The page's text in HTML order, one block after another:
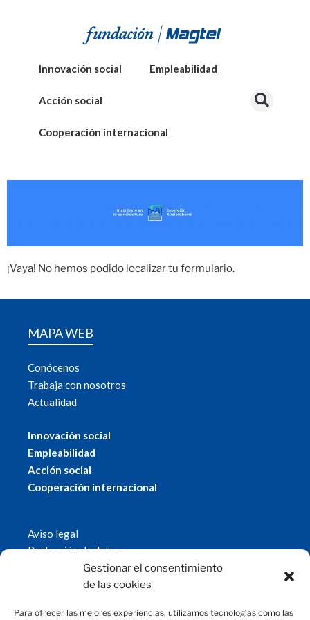
Gestionar el consentimiento
de las cookies
Para ofrecer las mejores experiencias, utilizamos tecnologías como las
Innovación social Empleabilidad
Acción social
Cooperación internacional
¡Vaya! No hemos podido localizar tu formulario.
MAPA WEB
Conócenos
Trabaja con nosotros
Actualidad
Innovación social
Empleabilidad
Acción social
Cooperación internacional
Aviso legal
Protección de datos
Política de cookies
© 2019 Fundación Magtel.